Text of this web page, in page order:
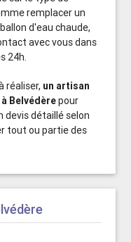
remplacer un
d'eau chaude,
avec vous dans
24h.
réaliser, un artisan
Belvédèrepour
devis détaillé selon
tout ou partie des